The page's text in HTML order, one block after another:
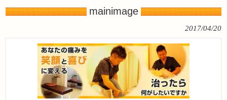
mainimage
2017/04/20